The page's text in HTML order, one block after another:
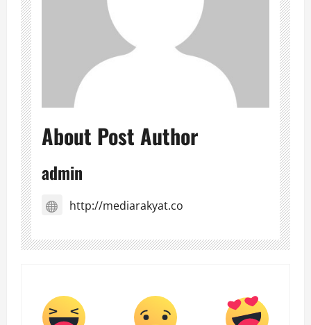
About Post Author
admin
http://mediarakyat.co